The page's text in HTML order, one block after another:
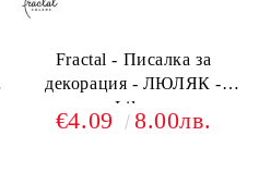
Fractal - Писалка за
декорация - ЛЮЛЯК -
Lilac
€4.09 8.00лв.